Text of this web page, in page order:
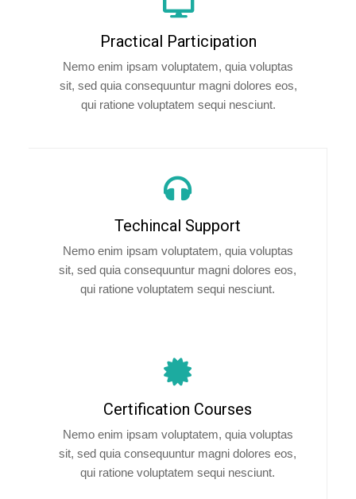
Practical Participation
Nemo enim ipsam voluptatem, quia voluptas
sit, sed quia consequuntur magni dolores eos,
qui ratione voluptatem sequi nesciunt.
Techincal Support
Nemo enim ipsam voluptatem, quia voluptas
sit, sed quia consequuntur magni dolores eos,
qui ratione voluptatem sequi nesciunt.
Certification Courses
Nemo enim ipsam voluptatem, quia voluptas
sit, sed quia consequuntur magni dolores eos,
qui ratione voluptatem sequi nesciunt.